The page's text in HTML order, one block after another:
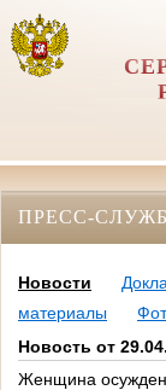
ПРЕСС-
Новости
материалы
Новость от
Женщина